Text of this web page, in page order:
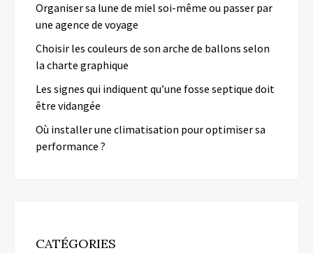
Organiser sa lune de miel soi-même ou passer par
une agence de voyage
Choisir les couleurs de son arche de ballons selon
la charte graphique
Les signes qui indiquent qu’une fosse septique doit
être vidangée
Où installer une climatisation pour optimiser sa
performance ?
CATÉGORIES